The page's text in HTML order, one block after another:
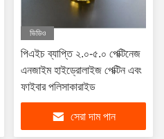
ভিডিও
পিএইচ ব্যাপ্তি ২.০-৫.০ পেক্টিনেজ
এনজাইম হাইড্রোলাইজ পেক্টিন এবং
ফাইবার পলিসাকারাইড
সেরা দাম পান